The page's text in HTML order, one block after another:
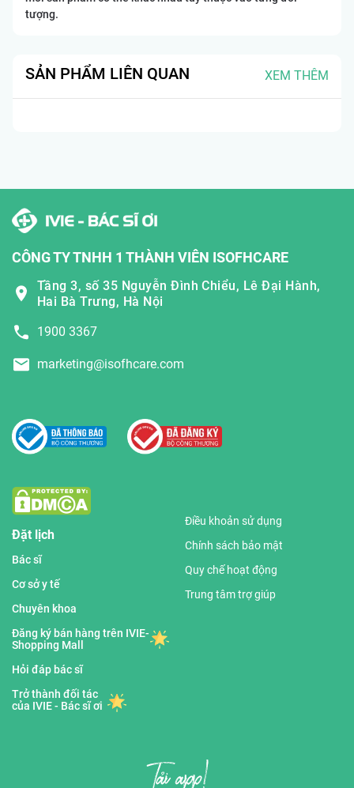
tượng.
SẢN PHẨM LIÊN QUAN XEM THÊM
CÔNG TY TNHH 1 THÀNH VIÊN ISOFHCARE
Tầng 3, số 35 Nguyễn Đình Chiểu, Lê Đại Hành,
Hai Bà Trưng, Hà Nội
1900 3367
marketing@isofhcare.com
Đặt lịch
Bác sĩ
Cơ sở y tế
Chuyên khoa
Đăng ký bán hàng trên IVIE-
Shopping Mall
Hỏi đáp bác sĩ
Trở thành đối tác
của IVIE - Bác sĩ ơi
Điều khoản sử dụng
Chính sách bảo mật
Quy chế hoạt động
Trung tâm trợ giúp